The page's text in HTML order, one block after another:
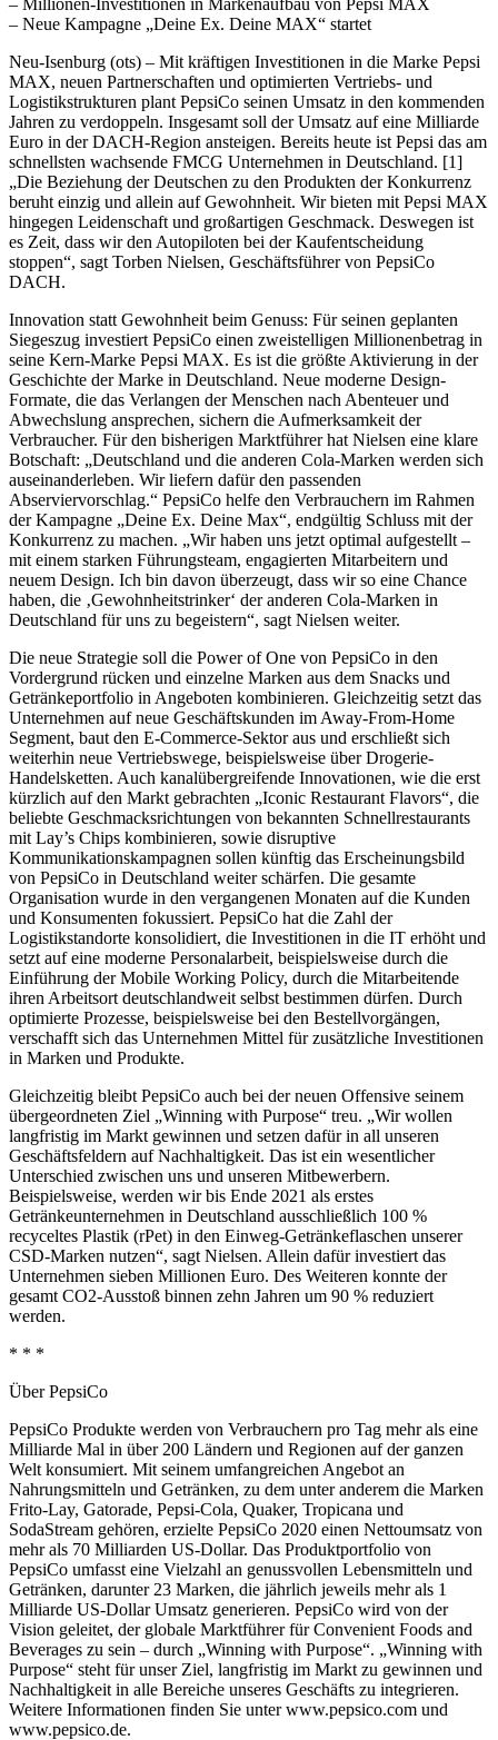
– Millionen-Investitionen in Markenaufbau von Pepsi MAX
– Neue Kampagne „Deine Ex. Deine MAX“ startet
Neu-Isenburg (ots) – Mit kräftigen Investitionen in die Marke Pepsi
MAX, neuen Partnerschaften und optimierten Vertriebs- und
Logistikstrukturen plant PepsiCo seinen Umsatz in den kommenden
Jahren zu verdoppeln. Insgesamt soll der Umsatz auf eine Milliarde
Euro in der DACH-Region ansteigen. Bereits heute ist Pepsi das am
schnellsten wachsende FMCG Unternehmen in Deutschland. [1]
„Die Beziehung der Deutschen zu den Produkten der Konkurrenz
beruht einzig und allein auf Gewohnheit. Wir bieten mit Pepsi MAX
hingegen Leidenschaft und großartigen Geschmack. Deswegen ist
es Zeit, dass wir den Autopiloten bei der Kaufentscheidung
stoppen“, sagt Torben Nielsen, Geschäftsführer von PepsiCo
DACH.
Innovation statt Gewohnheit beim Genuss: Für seinen geplanten
Siegeszug investiert PepsiCo einen zweistelligen Millionenbetrag in
seine Kern-Marke Pepsi MAX. Es ist die größte Aktivierung in der
Geschichte der Marke in Deutschland. Neue moderne Design-
Formate, die das Verlangen der Menschen nach Abenteuer und
Abwechslung ansprechen, sichern die Aufmerksamkeit der
Verbraucher. Für den bisherigen Marktführer hat Nielsen eine klare
Botschaft: „Deutschland und die anderen Cola-Marken werden sich
auseinanderleben. Wir liefern dafür den passenden
Abserviervorschlag.“ PepsiCo helfe den Verbrauchern im Rahmen
der Kampagne „Deine Ex. Deine Max“, endgültig Schluss mit der
Konkurrenz zu machen. „Wir haben uns jetzt optimal aufgestellt –
mit einem starken Führungsteam, engagierten Mitarbeitern und
neuem Design. Ich bin davon überzeugt, dass wir so eine Chance
haben, die ‚Gewohnheitstrinker‘ der anderen Cola-Marken in
Deutschland für uns zu begeistern“, sagt Nielsen weiter.
Die neue Strategie soll die Power of One von PepsiCo in den
Vordergrund rücken und einzelne Marken aus dem Snacks und
Getränkeportfolio in Angeboten kombinieren. Gleichzeitig setzt das
Unternehmen auf neue Geschäftskunden im Away-From-Home
Segment, baut den E-Commerce-Sektor aus und erschließt sich
weiterhin neue Vertriebswege, beispielsweise über Drogerie-
Handelsketten. Auch kanalübergreifende Innovationen, wie die erst
kürzlich auf den Markt gebrachten „Iconic Restaurant Flavors“, die
beliebte Geschmacksrichtungen von bekannten Schnellrestaurants
mit Lay’s Chips kombinieren, sowie disruptive
Kommunikationskampagnen sollen künftig das Erscheinungsbild
von PepsiCo in Deutschland weiter schärfen. Die gesamte
Organisation wurde in den vergangenen Monaten auf die Kunden
und Konsumenten fokussiert. PepsiCo hat die Zahl der
Logistikstandorte konsolidiert, die Investitionen in die IT erhöht und
setzt auf eine moderne Personalarbeit, beispielsweise durch die
Einführung der Mobile Working Policy, durch die Mitarbeitende
ihren Arbeitsort deutschlandweit selbst bestimmen dürfen. Durch
optimierte Prozesse, beispielsweise bei den Bestellvorgängen,
verschafft sich das Unternehmen Mittel für zusätzliche Investitionen
in Marken und Produkte.
Gleichzeitig bleibt PepsiCo auch bei der neuen Offensive seinem
übergeordneten Ziel „Winning with Purpose“ treu. „Wir wollen
langfristig im Markt gewinnen und setzen dafür in all unseren
Geschäftsfeldern auf Nachhaltigkeit. Das ist ein wesentlicher
Unterschied zwischen uns und unseren Mitbewerbern.
Beispielsweise, werden wir bis Ende 2021 als erstes
Getränkeunternehmen in Deutschland ausschließlich 100 %
recyceltes Plastik (rPet) in den Einweg-Getränkeflaschen unserer
CSD-Marken nutzen“, sagt Nielsen. Allein dafür investiert das
Unternehmen sieben Millionen Euro. Des Weiteren konnte der
gesamt CO2-Ausstoß binnen zehn Jahren um 90 % reduziert
werden.
* * *
Über PepsiCo
PepsiCo Produkte werden von Verbrauchern pro Tag mehr als eine
Milliarde Mal in über 200 Ländern und Regionen auf der ganzen
Welt konsumiert. Mit seinem umfangreichen Angebot an
Nahrungsmitteln und Getränken, zu dem unter anderem die Marken
Frito-Lay, Gatorade, Pepsi-Cola, Quaker, Tropicana und
SodaStream gehören, erzielte PepsiCo 2020 einen Nettoumsatz von
mehr als 70 Milliarden US-Dollar. Das Produktportfolio von
PepsiCo umfasst eine Vielzahl an genussvollen Lebensmitteln und
Getränken, darunter 23 Marken, die jährlich jeweils mehr als 1
Milliarde US-Dollar Umsatz generieren. PepsiCo wird von der
Vision geleitet, der globale Marktführer für Convenient Foods and
Beverages zu sein – durch „Winning with Purpose“. „Winning with
Purpose“ steht für unser Ziel, langfristig im Markt zu gewinnen und
Nachhaltigkeit in alle Bereiche unseres Geschäfts zu integrieren.
Weitere Informationen finden Sie unter www.pepsico.com und
www.pepsico.de.